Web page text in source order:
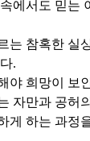
에서도 믿는
는 참혹한 실
.
야 희망이 보
자만과 공허
게 하는 과정